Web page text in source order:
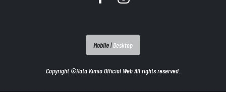
Mobile|Desktop
Copyright ©Hata Kimio Official Web All rights reserved.